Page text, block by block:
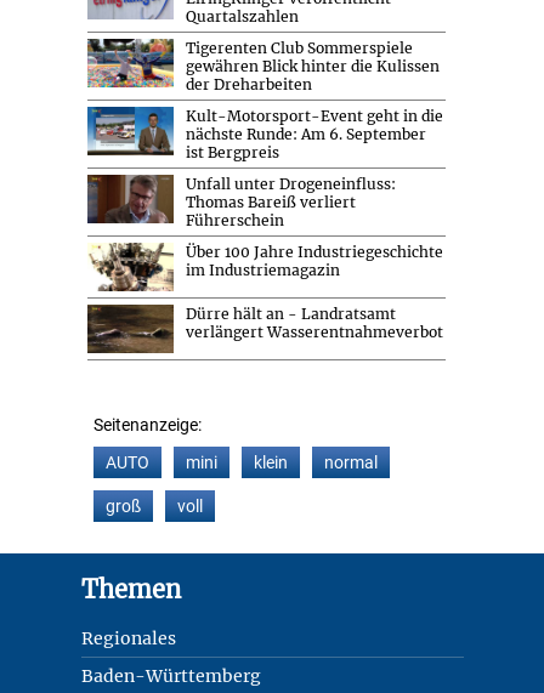
Quartalszahlen
Tigerenten Club Sommerspiele
gewähren Blick hinter die Kulissen
der Dreharbeiten
Kult-Motorsport-Event geht in die
nächste Runde: Am 6. September
ist Bergpreis
Unfall unter Drogeneinfluss:
Thomas Bareiß verliert
Führerschein
Über 100 Jahre Industriegeschichte
im Industriemagazin
Dürre hält an - Landratsamt
verlängert Wasserentnahmeverbot
Seitenanzeige:
AUTO
mini klein normal
groß voll
Themen
Regionales
Baden-Württemberg